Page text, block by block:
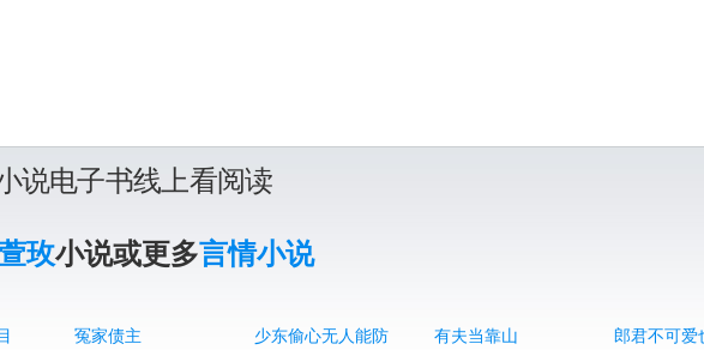
说电子书线上看阅读
玫小说或更多言情小说
冤家债主 少东偷心无人能防 有夫当靠山 郎君不可爱